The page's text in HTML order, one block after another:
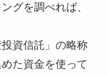
グを調べれば、
資信託」の略称
た資金を使って